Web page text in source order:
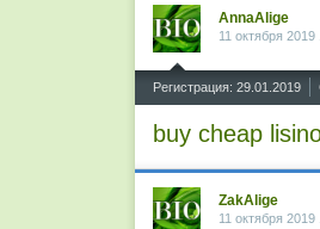
AnnaAlige
11 октября 2019
Регистрация: 29.01.2019
buy cheap
ZakAlige
11 октября 2019